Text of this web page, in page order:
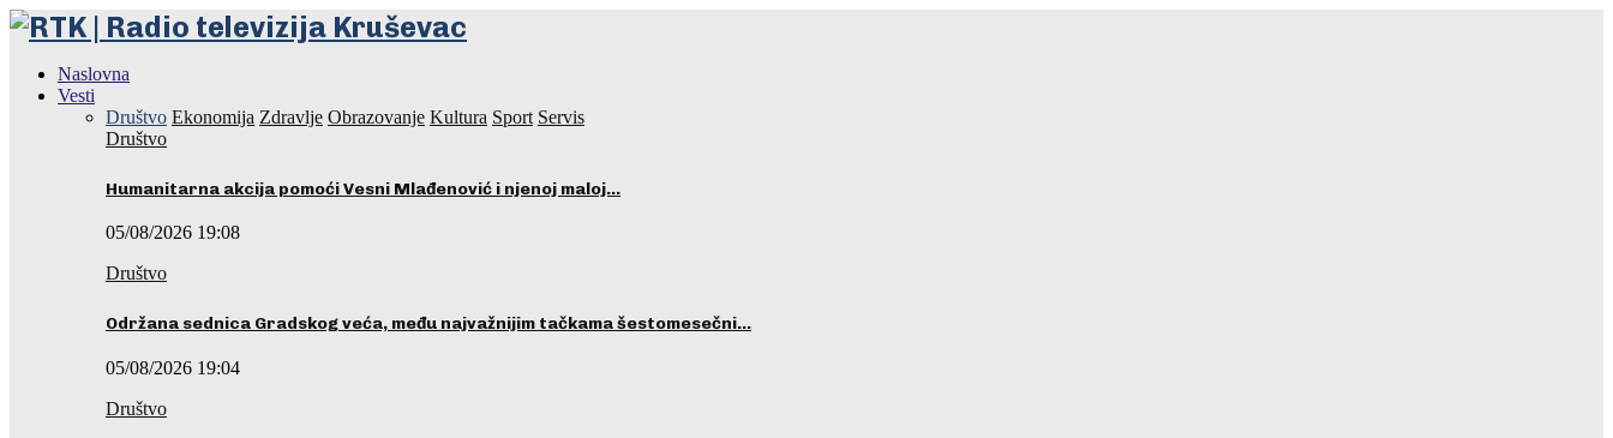
Naslovna
Vesti
Društvo Ekonomija Zdravlje Obrazovanje Kultura Sport Servis
Društvo
Humanitarna akcija pomoći Vesni Mlađenović i njenoj maloj…
05/08/2026 19:08
Društvo
Održana sednica Gradskog veća, među najvažnijim tačkama šestomesečni…
05/08/2026 19:04
Društvo